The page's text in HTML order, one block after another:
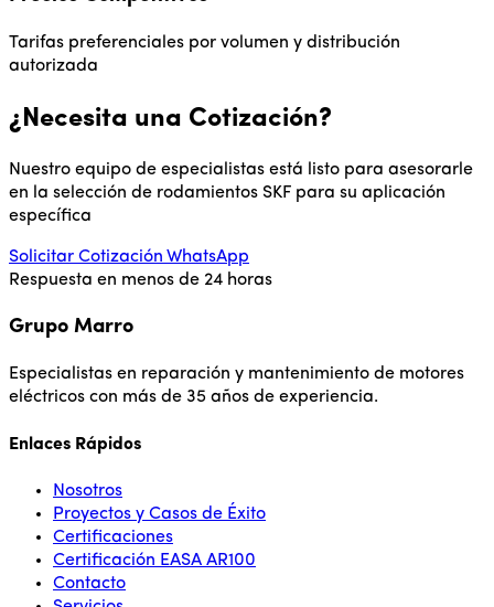
Tarifas preferenciales por volumen y distribución
autorizada
¿Necesita una Cotización?
Nuestro equipo de especialistas está listo para asesorarle
en la selección de rodamientos SKF para su aplicación
específica
Solicitar Cotización WhatsApp
Respuesta en menos de 24 horas
Grupo Marro
Especialistas en reparación y mantenimiento de motores
eléctricos con más de 35 años de experiencia.
Enlaces Rápidos
Nosotros
Proyectos y Casos de Éxito
Certificaciones
Certificación EASA AR100
Contacto